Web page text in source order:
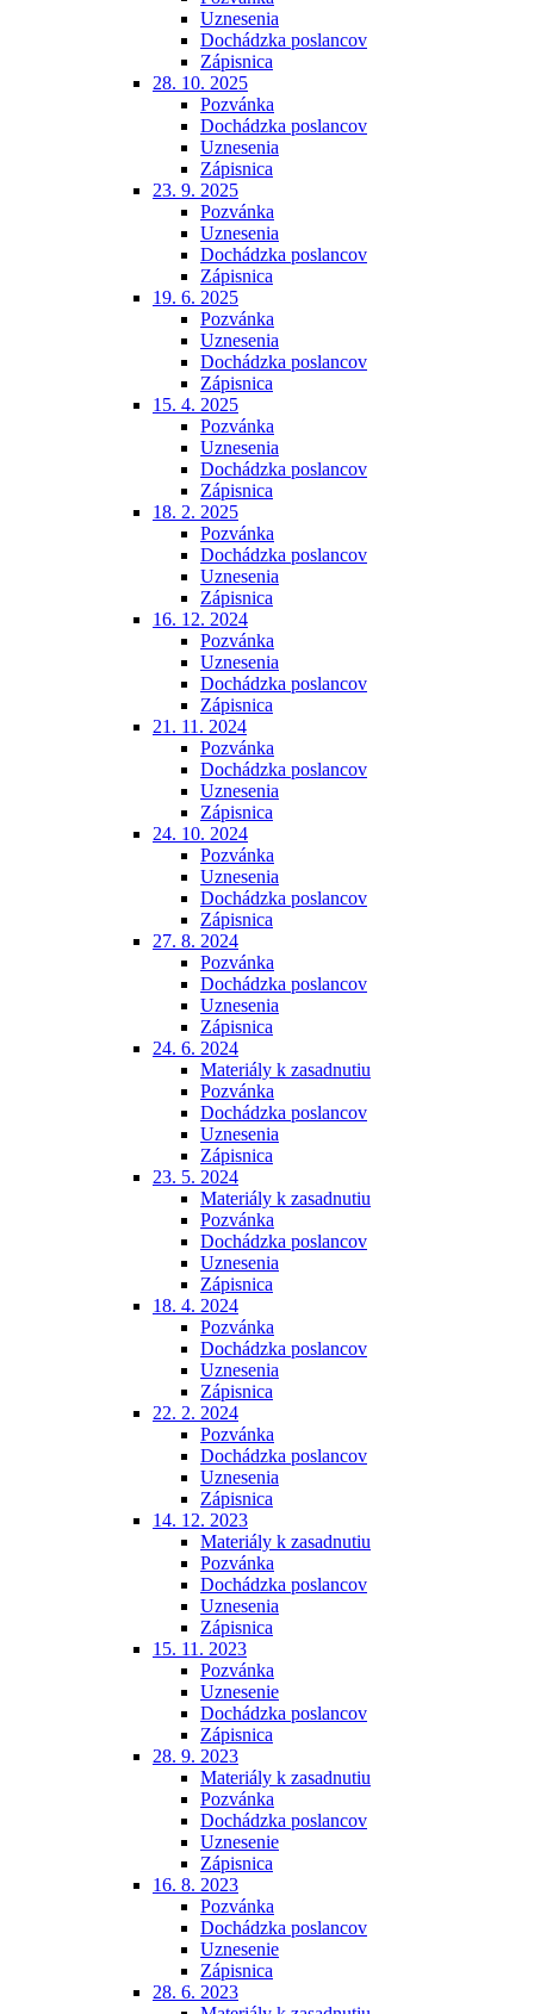
Uznesenia
Dochádzka poslancov
Zápisnica
28. 10. 2025
Pozvánka
Dochádzka poslancov
Uznesenia
Zápisnica
23. 9. 2025
Pozvánka
Uznesenia
Dochádzka poslancov
Zápisnica
19. 6. 2025
Pozvánka
Uznesenia
Dochádzka poslancov
Zápisnica
15. 4. 2025
Pozvánka
Uznesenia
Dochádzka poslancov
Zápisnica
18. 2. 2025
Pozvánka
Dochádzka poslancov
Uznesenia
Zápisnica
16. 12. 2024
Pozvánka
Uznesenia
Dochádzka poslancov
Zápisnica
21. 11. 2024
Pozvánka
Dochádzka poslancov
Uznesenia
Zápisnica
24. 10. 2024
Pozvánka
Uznesenia
Dochádzka poslancov
Zápisnica
27. 8. 2024
Pozvánka
Dochádzka poslancov
Uznesenia
Zápisnica
24. 6. 2024
Materiály k zasadnutiu
Pozvánka
Dochádzka poslancov
Uznesenia
Zápisnica
23. 5. 2024
Materiály k zasadnutiu
Pozvánka
Dochádzka poslancov
Uznesenia
Zápisnica
18. 4. 2024
Pozvánka
Dochádzka poslancov
Uznesenia
Zápisnica
22. 2. 2024
Pozvánka
Dochádzka poslancov
Uznesenia
Zápisnica
14. 12. 2023
Materiály k zasadnutiu
Pozvánka
Dochádzka poslancov
Uznesenia
Zápisnica
15. 11. 2023
Pozvánka
Uznesenie
Dochádzka poslancov
Zápisnica
28. 9. 2023
Materiály k zasadnutiu
Pozvánka
Dochádzka poslancov
Uznesenie
Zápisnica
16. 8. 2023
Pozvánka
Dochádzka poslancov
Uznesenie
Zápisnica
28. 6. 2023